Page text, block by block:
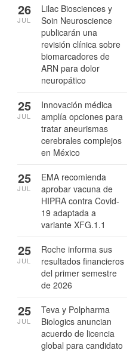
Lilac Biosciences y
Soin Neuroscience
publicarán una
revisión clínica sobre
biomarcadores de
ARN para dolor
neuropático
26
JUL
Innovación médica
amplía opciones para
tratar aneurismas
cerebrales complejos
en México
25
JUL
EMA recomienda
aprobar vacuna de
HIPRA contra Covid-
19 adaptada a
variante XFG.1.1
25
JUL
Roche informa sus
resultados financieros
del primer semestre
de 2026
25
JUL
Teva y Polpharma
Biologics anuncian
acuerdo de licencia
global para candidato
25
JUL